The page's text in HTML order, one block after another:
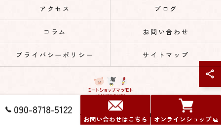
090-8718-5122
お問い合わせはこちら オンラインショップ
アクセス ブログ
コラム お問い合わせ
プライバシーポリシー サイトマップ
© 2026 通販の肉ならミートショップマツモト ALL RIGHTS RESERVED.